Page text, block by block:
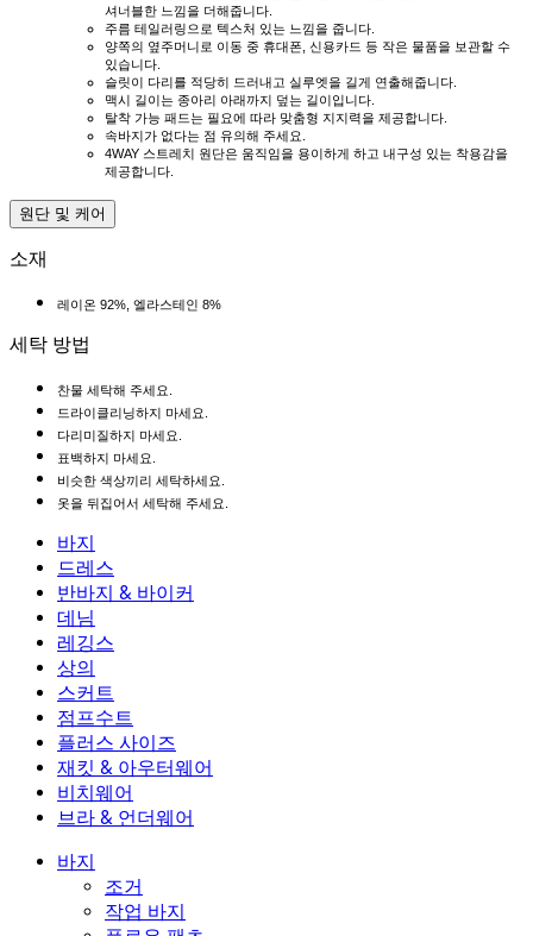
셔너블한 느낌을 더해줍니다.
주름 테일러링으로 텍스처 있는 느낌을 줍니다.
양쪽의 옆주머니로 이동 중 휴대폰, 신용카드 등 작은 물품을 보관할 수
있습니다.
슬릿이 다리를 적당히 드러내고 실루엣을 길게 연출해줍니다.
맥시 길이는 종아리 아래까지 덮는 길이입니다.
탈착 가능 패드는 필요에 따라 맞춤형 지지력을 제공합니다.
속바지가 없다는 점 유의해 주세요.
4WAY 스트레치 원단은 움직임을 용이하게 하고 내구성 있는 착용감을
제공합니다.
원단 및 케어
소재
레이온 92%, 엘라스테인 8%
세탁 방법
찬물 세탁해 주세요.
드라이클리닝하지 마세요.
다리미질하지 마세요.
표백하지 마세요.
비슷한 색상끼리 세탁하세요.
옷을 뒤집어서 세탁해 주세요.
바지
바지
조거
작업 바지
플로우 팬츠
드레스
드레스
액티브 드레스
맥시 & 미디 드레스
미니 드레스
반바지 & 바이커
반바지 & 바이커
바이커
데님 반바지
2.5인치 반바지
데님
데님
데님 레깅스
와이드 진
데님 반바지
데님 스커트
레깅스
레깅스
데님 레깅스
힙업 레깅스
요가 레깅스
상의
상의
스포츠 브라
티셔츠
스커트
스커트
액티브 스커트
미니 스커트
맥시 & 미디 스커트
점프수트
점프수트
오버롤
롬퍼
플러스 사이즈
플러스 사이즈
플러스 사이즈 하의
플러스 사이즈 상의
플러스 사이즈 드레스
재킷 & 아우터웨어
재킷 & 아우터웨어
재킷 & 아우터웨어
아우터웨어
비치웨어
비치웨어
수영복 상의
수영복 세트
브라 & 언더웨어
브라 & 언더웨어
언더웨어
바지
조거
작업 바지